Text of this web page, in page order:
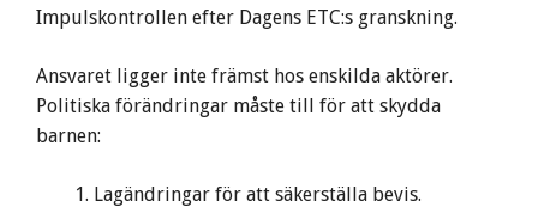
Impulskontrollen efter Dagens ETC:s granskning.
Ansvaret ligger inte främst hos enskilda aktörer.
Politiska förändringar måste till för att skydda
barnen:
Lagändringar för att säkerställa bevis.